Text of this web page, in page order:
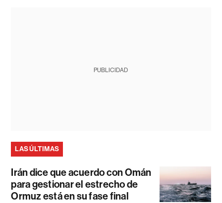
PUBLICIDAD
LAS ÚLTIMAS
Irán dice que acuerdo con Omán
para gestionar el estrecho de
Ormuz está en su fase final